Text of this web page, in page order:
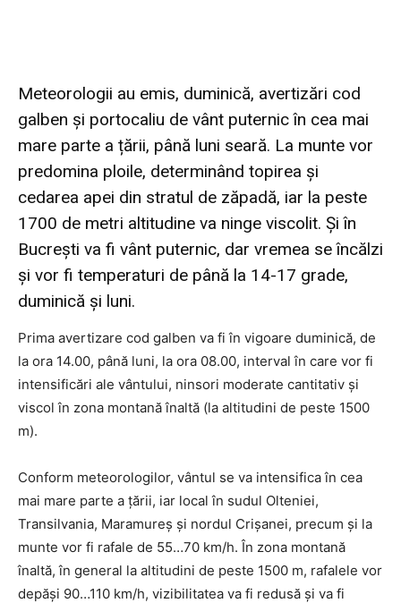
Meteorologii au emis, duminică, avertizări cod
galben și portocaliu de vânt puternic în cea mai
mare parte a țării, până luni seară. La munte vor
predomina ploile, determinând topirea și
cedarea apei din stratul de zăpadă, iar la peste
1700 de metri altitudine va ninge viscolit. Și în
Bucrești va fi vânt puternic, dar vremea se încălzi
și vor fi temperaturi de până la 14-17 grade,
duminică și luni.
Prima avertizare cod galben va fi în vigoare duminică, de
la ora 14.00, până luni, la ora 08.00, interval în care vor fi
intensificări ale vântului, ninsori moderate cantitativ și
viscol în zona montană înaltă (la altitudini de peste 1500
m).
Conform meteorologilor, vântul se va intensifica în cea
mai mare parte a țării, iar local în sudul Olteniei,
Transilvania, Maramureș și nordul Crișanei, precum și la
munte vor fi rafale de 55…70 km/h. În zona montană
înaltă, în general la altitudini de peste 1500 m, rafalele vor
depăși 90…110 km/h, vizibilitatea va fi redusă și va fi